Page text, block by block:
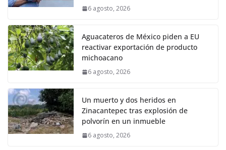
6 agosto, 2026
Aguacateros de México piden a EU
reactivar exportación de producto
michoacano
6 agosto, 2026
Un muerto y dos heridos en
Zinacantepec tras explosión de
polvorín en un inmueble
6 agosto, 2026